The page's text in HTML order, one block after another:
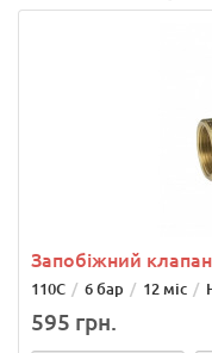
Запобіжний
110С 6 бар 12 міс
595 грн.